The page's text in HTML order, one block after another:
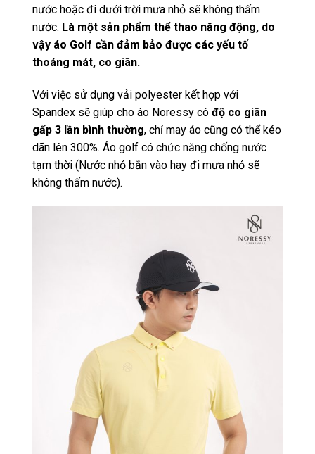
nước hoặc đi dưới trời mưa nhỏ sẽ không thấm
nước. Là một sản phẩm thể thao năng động, do
vậy áo Golf cần đảm bảo được các yếu tố
thoáng mát, co giãn.
Với việc sử dụng vải polyester kết hợp với
Spandex sẽ giúp cho áo Noressy có độ co giãn
gấp 3 lần bình thường, chỉ may áo cũng có thể kéo
dãn lên 300%. Áo golf có chức năng chống nước
tạm thời (Nước nhỏ bắn vào hay đi mưa nhỏ sẽ
không thấm nước).